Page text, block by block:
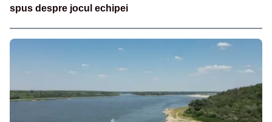
spus despre jocul echipei